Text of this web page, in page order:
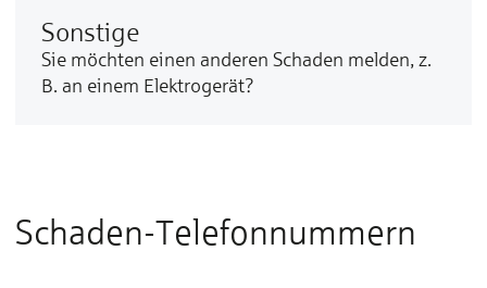
Sonstige
Sie möch­ten ei­nen an­de­ren Scha­den mel­den, z.
B. an ei­nem Elek­tro­ge­rät?
Schaden-Telefonnummern